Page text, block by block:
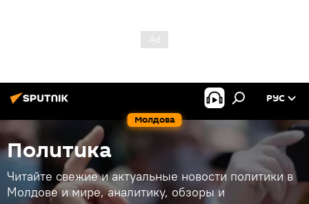
Молдова
РУС
Политика
Читайте свежие и актуальные новости политики в
Молдове и мире, аналитику, обзоры и